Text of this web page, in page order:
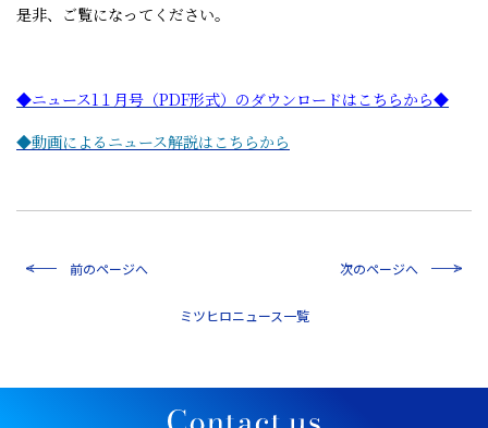
是非、ご覧になってください。
◆ニュース1１月号（PDF形式）のダウンロードはこちらから◆
◆動画によるニュース解説はこちらから
前のページへ
一覧
次のページへ